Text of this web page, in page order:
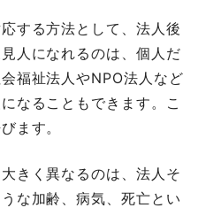
する方法として、法人後
人になれるのは、個人だ
福祉法人やNPO法人など
なることもできます。こ
ます。
きく異なるのは、法人そ
な加齢、病気、死亡とい